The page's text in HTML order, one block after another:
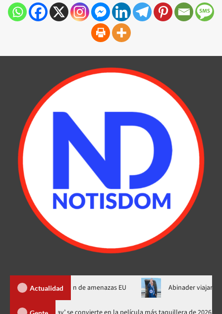
Actualidad
al fin de amenazas EU Abinader viajará a Colombia